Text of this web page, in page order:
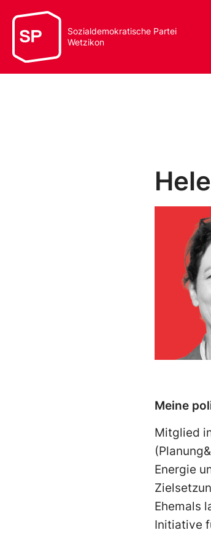
Sozialdemokratische Partei
Wetzikon
Meine
Mitglied
Energie
Ehemals
Initiative